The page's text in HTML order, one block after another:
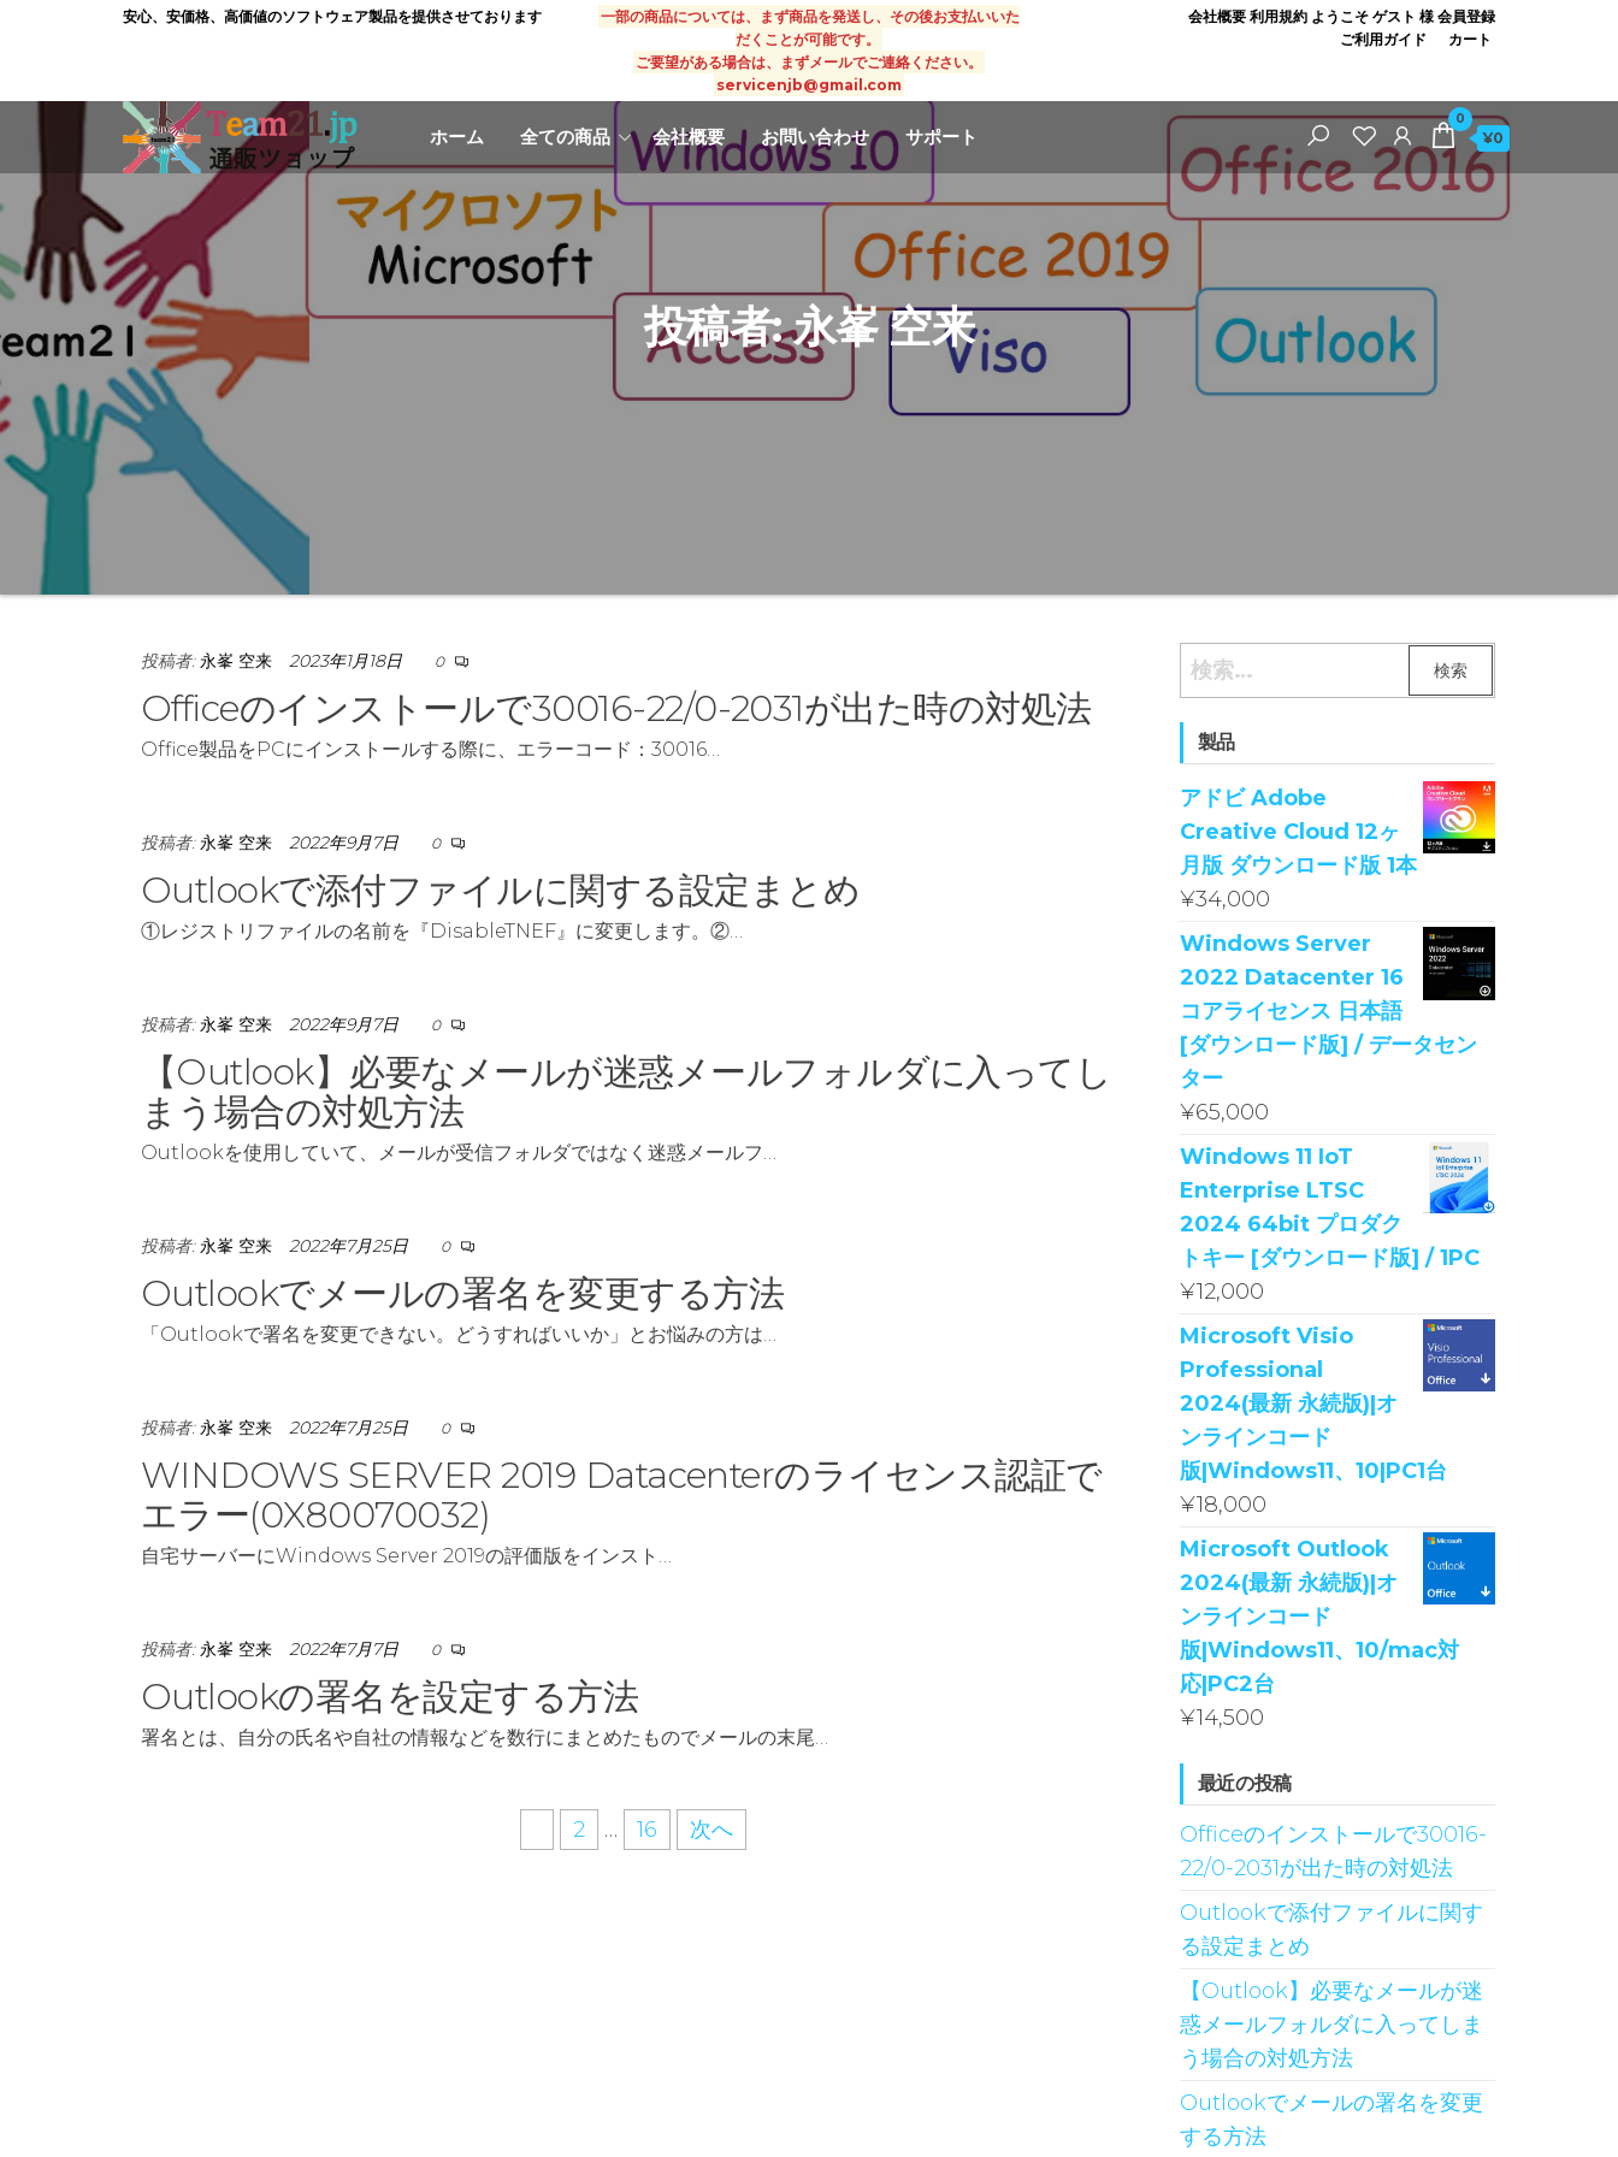
ス
キ
ッ
安心、安価格、高価値のソフトウェア製品を提供させております
一部の商品については、まず商品を発送し、その後お支払いいた
だくことが可能です。
ご要望がある場合は、まずメールでご連絡ください。
servicenjb@gmail.com
会社概要 利用規約 ようこそ ゲスト 様 会員登録
ご利用ガイド
カート
0
¥0
ホーム 全ての商品 会社概要 お問い合わせ サポート
投稿者:永峯 空来
投稿者:永峯 空来 2023年1月18日 0
Officeのインストールで30016-22/0-2031が出た時の対処法
Office製品をPCにインストールする際に、エラーコード：30016…
投稿者:永峯 空来 2022年9月7日 0
Outlookで添付ファイルに関する設定まとめ
①レジストリファイルの名前を『DisableTNEF』に変更します。②…
投稿者:永峯 空来 2022年9月7日 0
【Outlook】必要なメールが迷惑メールフォルダに入ってし
まう場合の対処方法
Outlookを使用していて、メールが受信フォルダではなく迷惑メールフ…
投稿者:永峯 空来 2022年7月25日 0
Outlookでメールの署名を変更する方法
「Outlookで署名を変更できない。どうすればいいか」とお悩みの方は…
投稿者:永峯 空来 2022年7月25日 0
WINDOWS SERVER 2019 Datacenterのライセンス認証で
エラー(0X80070032)
自宅サーバーにWindows Server 2019の評価版をインスト…
投稿者:永峯 空来 2022年7月7日 0
Outlookの署名を設定する方法
署名とは、自分の氏名や自社の情報などを数行にまとめたものでメールの末尾…
2 … 16 次へ
検
索:
製品
アドビ Adobe
Creative Cloud 12ヶ
月版 ダウンロード版 1本
¥34,000
Windows Server
2022 Datacenter 16
コアライセンス 日本語
[ダウンロード版] / データセン
ター
¥65,000
Windows 11 IoT
Enterprise LTSC
2024 64bit プロダク
トキー [ダウンロード版] / 1PC
¥12,000
Microsoft Visio
Professional
2024(最新 永続版)|オ
ンラインコード
版|Windows11、10|PC1台
¥18,000
Microsoft Outlook
2024(最新 永続版)|オ
ンラインコード
版|Windows11、10/mac対
応|PC2台
¥14,500
最近の投稿
Officeのインストールで30016-
22/0-2031が出た時の対処法
Outlookで添付ファイルに関す
る設定まとめ
【Outlook】必要なメールが迷
惑メールフォルダに入ってしま
う場合の対処方法
Outlookでメールの署名を変更
する方法